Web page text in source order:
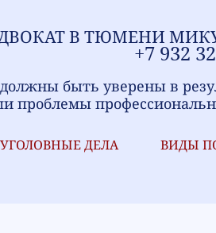
В ТЮМЕНИ МИ
+7 932
быть уверены в
проблемы
УГОЛОВНЫЕ ДЕЛА ВИДЫ